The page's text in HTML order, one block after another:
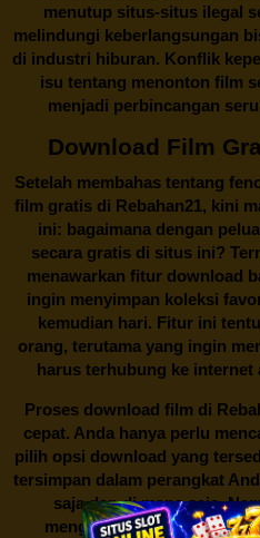
menutup situs-situs ilegal
melindungi keberlangsungan
di industri hiburan. Konflik
isu tentang menonton film
menjadi perbincangan
Download Film
Setelah membahas tentang
film gratis di Rebahan21, kini
ini: bagaimana dengan
secara gratis di situs ini?
menawarkan fitur download
ingin menyimpan koleksi
kemudian hari. Fitur ini
orang, terutama yang ingin
harus terhubung ke internet
Proses download film di
cepat. Anda hanya perlu
pilih opsi download yang
tersimpan dalam perangkat
saja dan di mana saja.
mengunduh film secara